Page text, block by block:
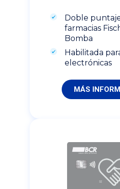
Doble
farmacias
Bomba
Habilitada
electrónicas
MÁS